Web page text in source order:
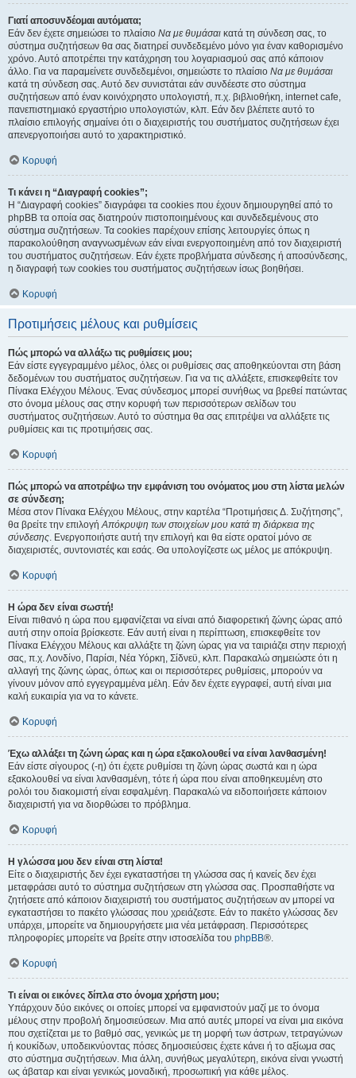
Γιατί αποσυνδέομαι αυτόματα;
Εάν δεν έχετε σημειώσει το πλαίσιο Να με θυμάσαι κατά τη σύνδεση σας, το
σύστημα συζητήσεων θα σας διατηρεί συνδεδεμένο μόνο για έναν καθορισμένο
χρόνο. Αυτό αποτρέπει την κατάχρηση του λογαριασμού σας από κάποιον
άλλο. Για να παραμείνετε συνδεδεμένοι, σημειώστε το πλαίσιο Να με θυμάσαι
κατά τη σύνδεση σας. Αυτό δεν συνιστάται εάν συνδέεστε στο σύστημα
συζητήσεων από έναν κοινόχρηστο υπολογιστή, π.χ. βιβλιοθήκη, internet cafe,
πανεπιστημιακό εργαστήριο υπολογιστών, κλπ. Εάν δεν βλέπετε αυτό το
πλαίσιο επιλογής σημαίνει ότι ο διαχειριστής του συστήματος συζητήσεων έχει
απενεργοποιήσει αυτό το χαρακτηριστικό.
Κορυφή
Τι κάνει η “Διαγραφή cookies”;
Η “Διαγραφή cookies” διαγράφει τα cookies που έχουν δημιουργηθεί από το
phpBB τα οποία σας διατηρούν πιστοποιημένους και συνδεδεμένους στο
σύστημα συζητήσεων. Τα cookies παρέχουν επίσης λειτουργίες όπως η
παρακολούθηση αναγνωσμένων εάν είναι ενεργοποιημένη από τον διαχειριστή
του συστήματος συζητήσεων. Εάν έχετε προβλήματα σύνδεσης ή αποσύνδεσης,
η διαγραφή των cookies του συστήματος συζητήσεων ίσως βοηθήσει.
Κορυφή
Προτιμήσεις μέλους και ρυθμίσεις
Πώς μπορώ να αλλάξω τις ρυθμίσεις μου;
Εάν είστε εγγεγραμμένο μέλος, όλες οι ρυθμίσεις σας αποθηκεύονται στη βάση
δεδομένων του συστήματος συζητήσεων. Για να τις αλλάξετε, επισκεφθείτε τον
Πίνακα Ελέγχου Μέλους. Ένας σύνδεσμος μπορεί συνήθως να βρεθεί πατώντας
στο όνομα μέλους σας στην κορυφή των περισσότερων σελίδων του
συστήματος συζητήσεων. Αυτό το σύστημα θα σας επιτρέψει να αλλάξετε τις
ρυθμίσεις και τις προτιμήσεις σας.
Κορυφή
Πώς μπορώ να αποτρέψω την εμφάνιση του ονόματος μου στη λίστα μελών
σε σύνδεση;
Μέσα στον Πίνακα Ελέγχου Μέλους, στην καρτέλα “Προτιμήσεις Δ. Συζήτησης”,
θα βρείτε την επιλογήΑπόκρυψη των στοιχείων μου κατά τη διάρκεια της
σύνδεσης. Ενεργοποιήστε αυτή την επιλογή και θα είστε ορατοί μόνο σε
διαχειριστές, συντονιστές και εσάς. Θα υπολογίζεστε ως μέλος με απόκρυψη.
Κορυφή
Η ώρα δεν είναι σωστή!
Είναι πιθανό η ώρα που εμφανίζεται να είναι από διαφορετική ζώνης ώρας από
αυτή στην οποία βρίσκεστε. Εάν αυτή είναι η περίπτωση, επισκεφθείτε τον
Πίνακα Ελέγχου Μέλους και αλλάξτε τη ζώνη ώρας για να ταιριάζει στην περιοχή
σας, π.χ. Λονδίνο, Παρίσι, Νέα Υόρκη, Σίδνεϋ, κλπ. Παρακαλώ σημειώστε ότι η
αλλαγή της ζώνης ώρας, όπως και οι περισσότερες ρυθμίσεις, μπορούν να
γίνουν μόνον από εγγεγραμμένα μέλη. Εάν δεν έχετε εγγραφεί, αυτή είναι μια
καλή ευκαιρία για να το κάνετε.
Κορυφή
Έχω αλλάξει τη ζώνη ώρας και η ώρα εξακολουθεί να είναι λανθασμένη!
Εάν είστε σίγουρος (-η) ότι έχετε ρυθμίσει τη ζώνη ώρας σωστά και η ώρα
εξακολουθεί να είναι λανθασμένη, τότε ή ώρα που είναι αποθηκευμένη στο
ρολόι του διακομιστή είναι εσφαλμένη. Παρακαλώ να ειδοποιήσετε κάποιον
διαχειριστή για να διορθώσει το πρόβλημα.
Κορυφή
Η γλώσσα μου δεν είναι στη λίστα!
Είτε ο διαχειριστής δεν έχει εγκαταστήσει τη γλώσσα σας ή κανείς δεν έχει
μεταφράσει αυτό το σύστημα συζητήσεων στη γλώσσα σας. Προσπαθήστε να
ζητήσετε από κάποιον διαχειριστή του συστήματος συζητήσεων αν μπορεί να
εγκαταστήσει το πακέτο γλώσσας που χρειάζεστε. Εάν το πακέτο γλώσσας δεν
υπάρχει, μπορείτε να δημιουργήσετε μια νέα μετάφραση. Περισσότερες
πληροφορίες μπορείτε να βρείτε στην ιστοσελίδα του phpBB®.
Κορυφή
Τι είναι οι εικόνες δίπλα στο όνομα χρήστη μου;
Υπάρχουν δύο εικόνες οι οποίες μπορεί να εμφανιστούν μαζί με το όνομα
μέλους στην προβολή δημοσιεύσεων. Μια από αυτές μπορεί να είναι μια εικόνα
που σχετίζεται με το βαθμό σας, γενικώς με τη μορφή των άστρων, τετραγώνων
ή κουκίδων, υποδεικνύοντας πόσες δημοσιεύσεις έχετε κάνει ή το αξίωμα σας
στο σύστημα συζητήσεων. Μια άλλη, συνήθως μεγαλύτερη, εικόνα είναι γνωστή
ως άβαταρ και είναι γενικώς μοναδική, προσωπική για κάθε μέλος.